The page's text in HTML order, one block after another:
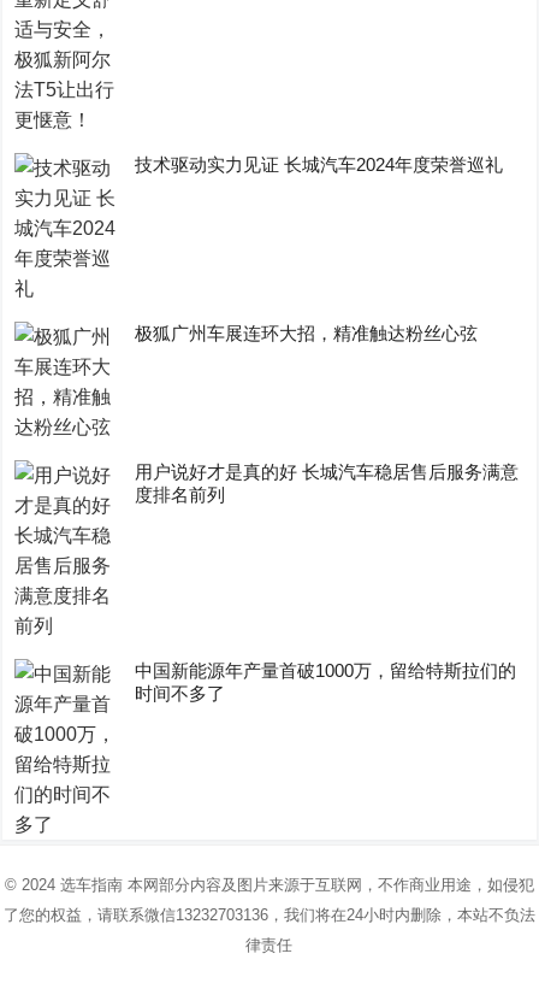
技术驱动实力见证 长城汽车2024年度荣誉巡礼
极狐广州车展连环大招，精准触达粉丝心弦
用户说好才是真的好 长城汽车稳居售后服务满意
度排名前列
中国新能源年产量首破1000万，留给特斯拉们的
时间不多了
© 2024 选车指南本网部分内容及图片来源于互联网，不作商业用途，如侵犯
了您的权益，请联系微信13232703136，我们将在24小时内删除，本站不负法
律责任